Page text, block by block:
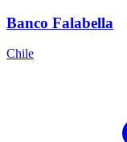
Banco Falabella
Chile